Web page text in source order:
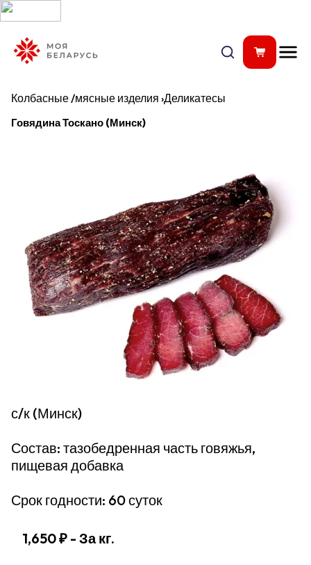
Колбасные /мясные изделия ›Деликатесы
Говядина Тоскано (Минск)
с/к (Минск)
Состав: тазобедренная часть говяжья,
пищевая добавка
Срок годности: 60 суток
1,650 ₽ - За кг.